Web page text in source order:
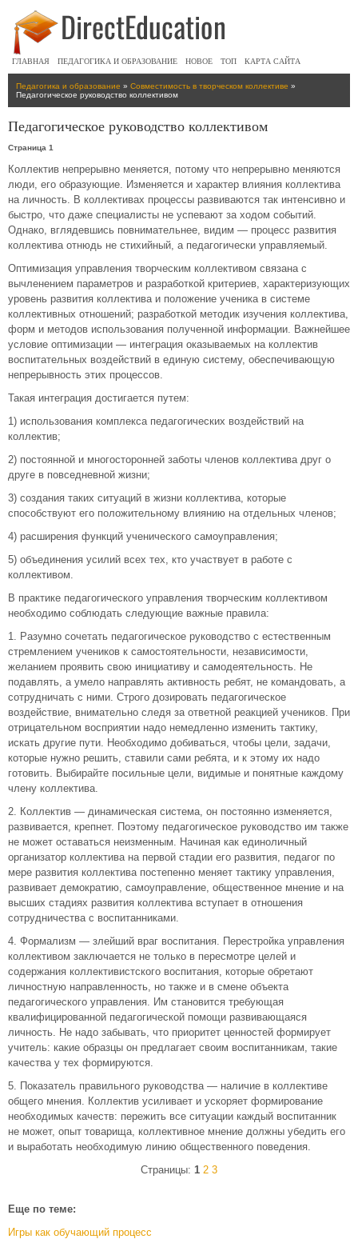
ГЛАВНАЯ ПЕДАГОГИКА И ОБРАЗОВАНИЕ НОВОЕ ТОП КАРТА САЙТА
Педагогика и образование » Совместимость в творческом коллективе »
Педагогическое руководство коллективом
Педагогическое руководство коллективом
Страница 1
Коллектив непрерывно меняется, потому что непрерывно меняются
люди, его образующие. Изменяется и характер влияния коллектива
на личность. В коллективах процессы развиваются так интенсивно и
быстро, что даже специалисты не успевают за ходом событий.
Однако, вглядевшись повнимательнее, видим — процесс развития
коллектива отнюдь не стихийный, а педагогически управляемый.
Оптимизация управления творческим коллективом связана с
вычленением параметров и разработкой критериев, характеризующих
уровень развития коллектива и положение ученика в системе
коллективных отношений; разработкой методик изучения коллектива,
форм и методов использования полученной информации. Важнейшее
условие оптимизации — интеграция оказываемых на коллектив
воспитательных воздействий в единую систему, обеспечивающую
непрерывность этих процессов.
Такая интеграция достигается путем:
1) использования комплекса педагогических воздействий на
коллектив;
2) постоянной и многосторонней заботы членов коллектива друг о
друге в повседневной жизни;
3) создания таких ситуаций в жизни коллектива, которые
способствуют его положительному влиянию на отдельных членов;
4) расширения функций ученического самоуправления;
5) объединения усилий всех тех, кто участвует в работе с
коллективом.
В практике педагогического управления творческим коллективом
необходимо соблюдать следующие важные правила:
1. Разумно сочетать педагогическое руководство с естественным
стремлением учеников к самостоятельности, независимости,
желанием проявить свою инициативу и самодеятельность. Не
подавлять, а умело направлять активность ребят, не командовать, а
сотрудничать с ними. Строго дозировать педагогическое
воздействие, внимательно следя за ответной реакцией учеников. При
отрицательном восприятии надо немедленно изменить тактику,
искать другие пути. Необходимо добиваться, чтобы цели, задачи,
которые нужно решить, ставили сами ребята, и к этому их надо
готовить. Выбирайте посильные цели, видимые и понятные каждому
члену коллектива.
2. Коллектив — динамическая система, он постоянно изменяется,
развивается, крепнет. Поэтому педагогическое руководство им также
не может оставаться неизменным. Начиная как единоличный
организатор коллектива на первой стадии его развития, педагог по
мере развития коллектива постепенно меняет тактику управления,
развивает демократию, самоуправление, общественное мнение и на
высших стадиях развития коллектива вступает в отношения
сотрудничества с воспитанниками.
4. Формализм — злейший враг воспитания. Перестройка управления
коллективом заключается не только в пересмотре целей и
содержания коллективистского воспитания, которые обретают
личностную направленность, но также и в смене объекта
педагогического управления. Им становится требующая
квалифицированной педагогической помощи развивающаяся
личность. Не надо забывать, что приоритет ценностей формирует
учитель: какие образцы он предлагает своим воспитанникам, такие
качества у тех формируются.
5. Показатель правильного руководства — наличие в коллективе
общего мнения. Коллектив усиливает и ускоряет формирование
необходимых качеств: пережить все ситуации каждый воспитанник
не может, опыт товарища, коллективное мнение должны убедить его
и выработать необходимую линию общественного поведения.
Страницы: 1 2 3
Еще по теме:
Игры как обучающий процесс